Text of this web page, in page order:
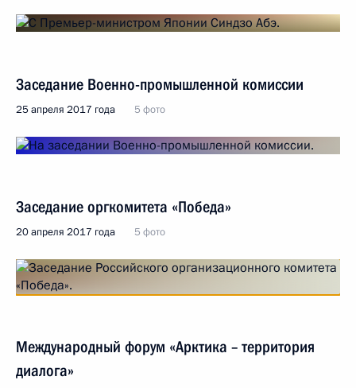
Заседание Военно-промышленной комиссии
25 апреля 2017 года 5 фото
Заседание оргкомитета «Победа»
20 апреля 2017 года 5 фото
Международный форум «Арктика – территория
диалога»